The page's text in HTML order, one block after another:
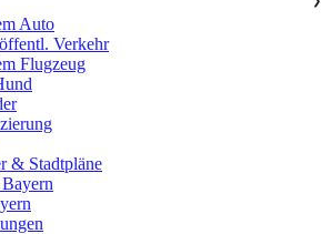
Auto
Verkehr
Flugzeug
& Stadtpläne